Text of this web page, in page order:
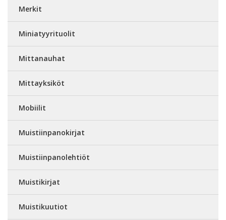
Merkit
Miniatyyrituolit
Mittanauhat
Mittayksiköt
Mobiilit
Muistiinpanokirjat
Muistiinpanolehtiöt
Muistikirjat
Muistikuutiot